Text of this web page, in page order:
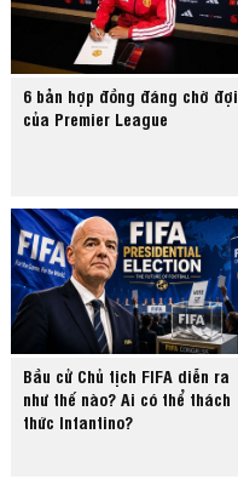
6 bản hợp đồng đáng chờ đợi
của Premier League
Bầu cử Chủ tịch FIFA diễn ra
như thế nào? Ai có thể thách
thức Infantino?